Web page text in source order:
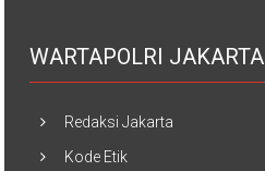
WARTAPOLRI JAKARTA
Redaksi Jakarta
Kode Etik